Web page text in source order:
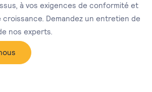
à vos exigences de conformité et
croissance. Demandez un entretien de
nos experts.